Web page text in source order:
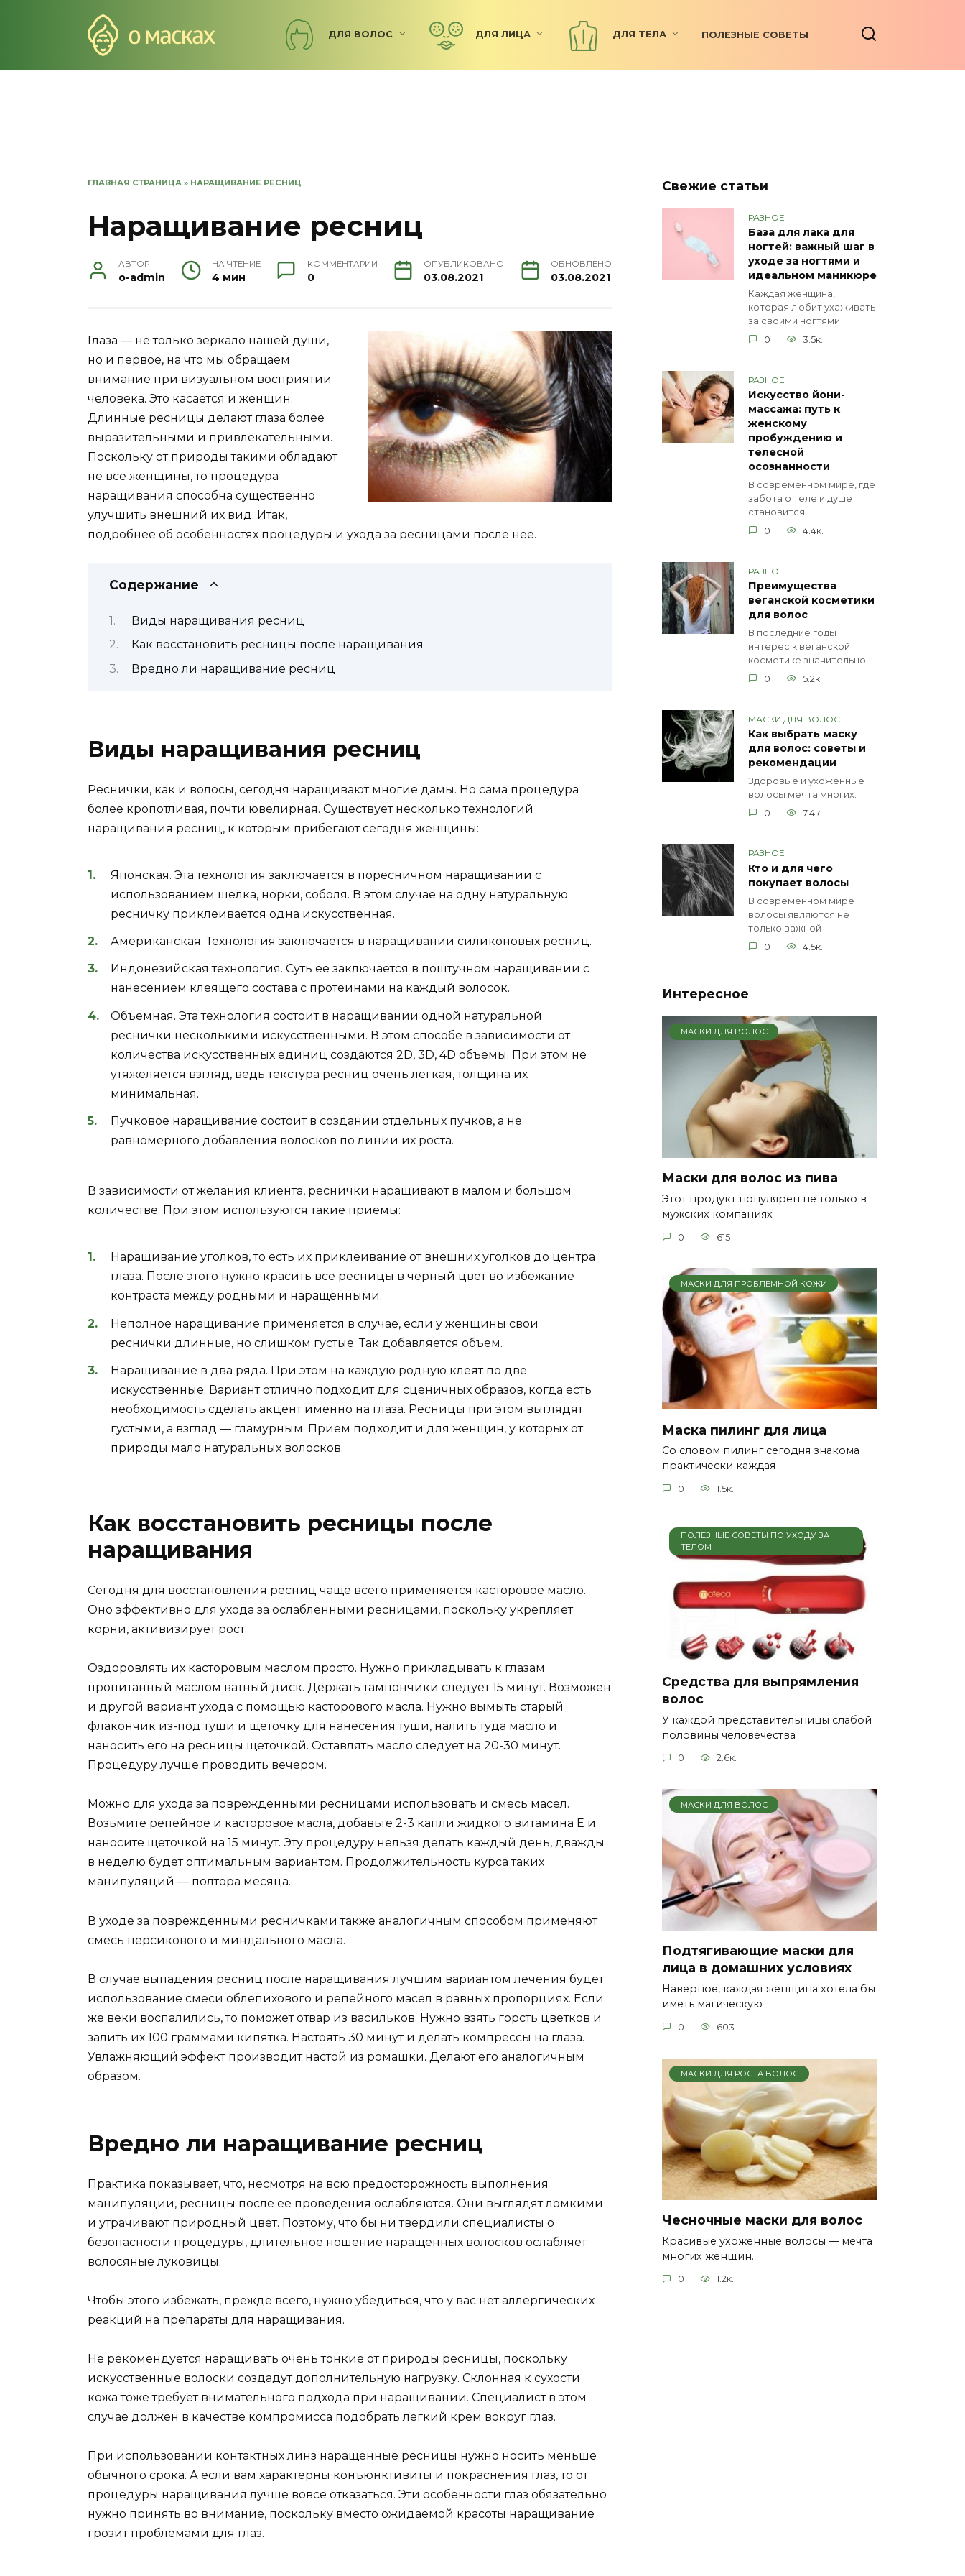
ДЛЯ ВОЛОС ДЛЯ ЛИЦА ДЛЯ ТЕЛА ПОЛЕЗНЫЕ СОВЕТЫ
ГЛАВНАЯ СТРАНИЦА » НАРАЩИВАНИЕ РЕСНИЦ
Наращивание ресниц
АВТОР
o-admin
НА ЧТЕНИЕ
4 мин
КОММЕНТАРИИ
0
ОПУБЛИКОВАНО
03.08.2021
ОБНОВЛЕНО
03.08.2021
Глаза — не только зеркало нашей души,
но и первое, на что мы обращаем
внимание при визуальном восприятии
человека. Это касается и женщин.
Длинные ресницы делают глаза более
выразительными и привлекательными.
Поскольку от природы такими обладают
не все женщины, то процедура
наращивания способна существенно
улучшить внешний их вид. Итак,
подробнее об особенностях процедуры и ухода за ресницами после нее.
Содержание
Виды наращивания ресниц
Как восстановить ресницы после наращивания
Вредно ли наращивание ресниц
Виды наращивания ресниц
Реснички, как и волосы, сегодня наращивают многие дамы. Но сама процедура
более кропотливая, почти ювелирная. Существует несколько технологий
наращивания ресниц, к которым прибегают сегодня женщины:
Японская. Эта технология заключается в поресничном наращивании с
использованием шелка, норки, соболя. В этом случае на одну натуральную
ресничку приклеивается одна искусственная.
Американская. Технология заключается в наращивании силиконовых ресниц.
Индонезийская технология. Суть ее заключается в поштучном наращивании с
нанесением клеящего состава с протеинами на каждый волосок.
Объемная. Эта технология состоит в наращивании одной натуральной
реснички несколькими искусственными. В этом способе в зависимости от
количества искусственных единиц создаются 2D, 3D, 4D объемы. При этом не
утяжеляется взгляд, ведь текстура ресниц очень легкая, толщина их
минимальная.
Пучковое наращивание состоит в создании отдельных пучков, а не
равномерного добавления волосков по линии их роста.
В зависимости от желания клиента, реснички наращивают в малом и большом
количестве. При этом используются такие приемы:
Наращивание уголков, то есть их приклеивание от внешних уголков до центра
глаза. После этого нужно красить все ресницы в черный цвет во избежание
контраста между родными и наращенными.
Неполное наращивание применяется в случае, если у женщины свои
реснички длинные, но слишком густые. Так добавляется объем.
Наращивание в два ряда. При этом на каждую родную клеят по две
искусственные. Вариант отлично подходит для сценичных образов, когда есть
необходимость сделать акцент именно на глаза. Ресницы при этом выглядят
густыми, а взгляд — гламурным. Прием подходит и для женщин, у которых от
природы мало натуральных волосков.
Как восстановить ресницы после
наращивания
Сегодня для восстановления ресниц чаще всего применяется касторовое масло.
Оно эффективно для ухода за ослабленными ресницами, поскольку укрепляет
корни, активизирует рост.
Оздоровлять их касторовым маслом просто. Нужно прикладывать к глазам
пропитанный маслом ватный диск. Держать тампончики следует 15 минут. Возможен
и другой вариант ухода с помощью касторового масла. Нужно вымыть старый
флакончик из-под туши и щеточку для нанесения туши, налить туда масло и
наносить его на ресницы щеточкой. Оставлять масло следует на 20-30 минут.
Процедуру лучше проводить вечером.
Можно для ухода за поврежденными ресницами использовать и смесь масел.
Возьмите репейное и касторовое масла, добавьте 2-3 капли жидкого витамина Е и
наносите щеточкой на 15 минут. Эту процедуру нельзя делать каждый день, дважды
в неделю будет оптимальным вариантом. Продолжительность курса таких
манипуляций — полтора месяца.
В уходе за поврежденными ресничками также аналогичным способом применяют
смесь персикового и миндального масла.
В случае выпадения ресниц после наращивания лучшим вариантом лечения будет
использование смеси облепихового и репейного масел в равных пропорциях. Если
же веки воспалились, то поможет отвар из васильков. Нужно взять горсть цветков и
залить их 100 граммами кипятка. Настоять 30 минут и делать компрессы на глаза.
Увлажняющий эффект производит настой из ромашки. Делают его аналогичным
образом.
Вредно ли наращивание ресниц
Практика показывает, что, несмотря на всю предосторожность выполнения
манипуляции, ресницы после ее проведения ослабляются. Они выглядят ломкими
и утрачивают природный цвет. Поэтому, что бы ни твердили специалисты о
безопасности процедуры, длительное ношение наращенных волосков ослабляет
волосяные луковицы.
Чтобы этого избежать, прежде всего, нужно убедиться, что у вас нет аллергических
реакций на препараты для наращивания.
Не рекомендуется наращивать очень тонкие от природы ресницы, поскольку
искусственные волоски создадут дополнительную нагрузку. Склонная к сухости
кожа тоже требует внимательного подхода при наращивании. Специалист в этом
случае должен в качестве компромисса подобрать легкий крем вокруг глаз.
При использовании контактных линз наращенные ресницы нужно носить меньше
обычного срока. А если вам характерны конъюнктивиты и покраснения глаз, то от
процедуры наращивания лучше вовсе отказаться. Эти особенности глаз обязательно
нужно принять во внимание, поскольку вместо ожидаемой красоты наращивание
грозит проблемами для глаз.
Свежие статьи
РАЗНОЕ
База для лака для
ногтей: важный шаг в
уходе за ногтями и
идеальном маникюре
Каждая женщина,
которая любит ухаживать
за своими ногтями
0
3.5к.
РАЗНОЕ
Искусство йони-
массажа: путь к
женскому
пробуждению и
телесной
осознанности
В современном мире, где
забота о теле и душе
становится
0
4.4к.
РАЗНОЕ
Преимущества
веганской косметики
для волос
В последние годы
интерес к веганской
косметике значительно
0
5.2к.
МАСКИ ДЛЯ ВОЛОС
Как выбрать маску
для волос: советы и
рекомендации
Здоровые и ухоженные
волосы мечта многих.
0
7.4к.
РАЗНОЕ
Кто и для чего
покупает волосы
В современном мире
волосы являются не
только важной
0
4.5к.
Интересное
МАСКИ ДЛЯ ВОЛОС
Маски для волос из пива
Этот продукт популярен не только в
мужских компаниях
0 615
МАСКИ ДЛЯ ПРОБЛЕМНОЙ КОЖИ
Маска пилинг для лица
Со словом пилинг сегодня знакома
практически каждая
0 1.5к.
ПОЛЕЗНЫЕ СОВЕТЫ ПО УХОДУ ЗА
ТЕЛОМ
Средства для выпрямления
волос
У каждой представительницы слабой
половины человечества
0 2.6к.
МАСКИ ДЛЯ ВОЛОС
Подтягивающие маски для
лица в домашних условиях
Наверное, каждая женщина хотела бы
иметь магическую
0 603
МАСКИ ДЛЯ РОСТА ВОЛОС
Чесночные маски для волос
Красивые ухоженные волосы — мечта
многих женщин.
0 1.2к.